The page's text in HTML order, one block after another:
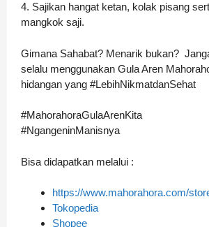
4. Sajikan hangat ketan, kolak pisang
mangkok saji.
Gimana Sahabat? Menarik bukan?
selalu menggunakan Gula Aren
hidangan yang #LebihNikmatdanSehat
#MahorahoraGulaArenKita
#NgangeninManisnya
Bisa didapatkan melalui :
https://www.mahorahora.com/
Tokopedia
Shopee